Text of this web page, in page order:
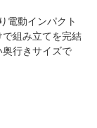
電動インパクト
組み立てを完結
奥行きサイズで